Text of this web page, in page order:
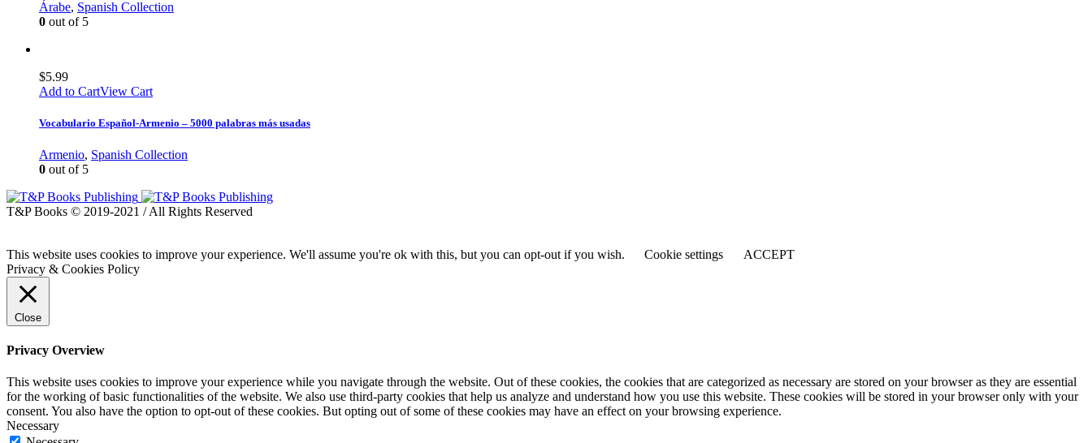
Árabe, Spanish Collection
0 out of 5
$5.99
Add to CartView Cart
Vocabulario Español-Armenio – 5000 palabras más usadas
Armenio, Spanish Collection
0 out of 5
T&P Books © 2019-2021 / All Rights Reserved
This website uses cookies to improve your experience. We'll assume you're ok with this, but you can opt-out if you wish. Cookie settings
ACCEPT
Privacy & Cookies Policy
Close
Privacy Overview
This website uses cookies to improve your experience while you navigate through the website. Out of these cookies, the cookies that are categorized as necessary are stored on your browser as they are essential
for the working of basic functionalities of the website. We also use third-party cookies that help us analyze and understand how you use this website. These cookies will be stored in your browser only with your
consent. You also have the option to opt-out of these cookies. But opting out of some of these cookies may have an effect on your browsing experience.
Necessary